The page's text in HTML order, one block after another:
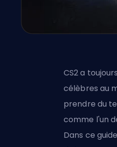
CS2 a
célèbres au
prendre du
comme l'un
Dans ce